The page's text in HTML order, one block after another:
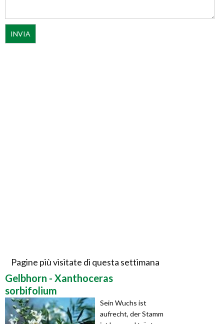
Pagine più visitate di questa settimana
Gelbhorn - Xanthoceras
sorbifolium
Sein Wuchs ist
aufrecht, der Stamm